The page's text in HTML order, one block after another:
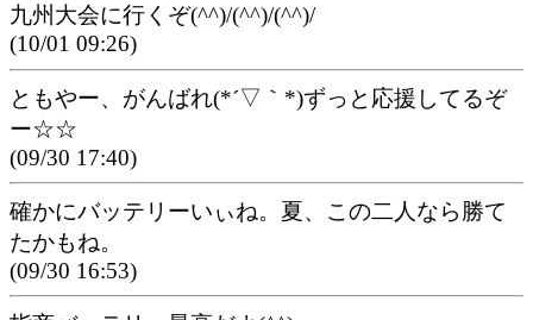
九州大会に行くぞ(^^)/(^^)/(^^)/
(10/01 09:26)
ともやー、がんばれ(*´▽｀*)ずっと応援してるぞ
ー☆☆
(09/30 17:40)
確かにバッテリーいぃね。夏、この二人なら勝て
たかもね。
(09/30 16:53)